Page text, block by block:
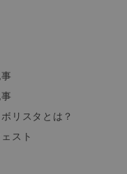
リスタとは？
スト